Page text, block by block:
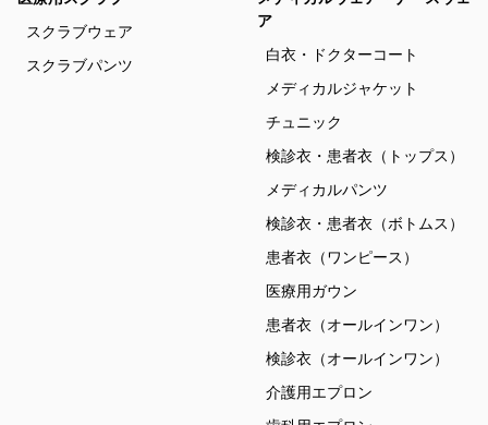
スクラブウェア
スクラブパンツ
ア
白衣・ドクターコート
メディカルジャケット
チュニック
検診衣・患者衣（トップス）
メディカルパンツ
検診衣・患者衣（ボトムス）
患者衣（ワンピース）
医療用ガウン
患者衣（オールインワン）
検診衣（オールインワン）
介護用エプロン